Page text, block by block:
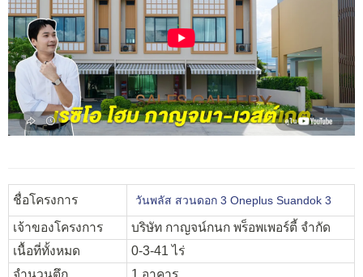
ชื่อโครงการ วันพลัส สวนดอก 3 Oneplus Suandok 3
เจ้าของโครงการ
บริษัท กาญจน์กนก พร็อพเพอร์ตี้ จำกัด
เนื้อที่ทั้งหมด
0-3-41 ไร่
จำนวนตึก
1 อาคาร